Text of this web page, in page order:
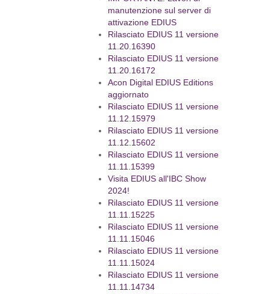
manutenzione sul server di
attivazione EDIUS
Rilasciato EDIUS 11 versione
11.20.16390
Rilasciato EDIUS 11 versione
11.20.16172
Acon Digital EDIUS Editions
aggiornato
Rilasciato EDIUS 11 versione
11.12.15979
Rilasciato EDIUS 11 versione
11.12.15602
Rilasciato EDIUS 11 versione
11.11.15399
Visita EDIUS all'IBC Show
2024!
Rilasciato EDIUS 11 versione
11.11.15225
Rilasciato EDIUS 11 versione
11.11.15046
Rilasciato EDIUS 11 versione
11.11.15024
Rilasciato EDIUS 11 versione
11.11.14734